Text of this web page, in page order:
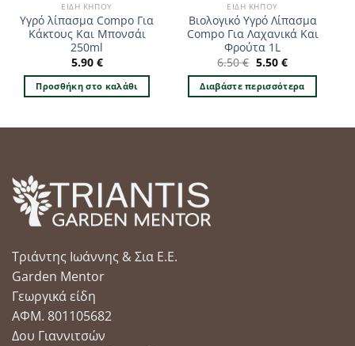
ΕΊΔΗ ΚΉΠΟΥ
Υγρό λίπασμα Compo Για
Κάκτους Και Μπονσάι
250ml
5.90 €
Προσθήκη στο καλάθι
ΕΊΔΗ ΚΉΠΟΥ
Βιολογικό Υγρό Λίπασμα
Compo Για Λαχανικά Και
Φρούτα 1L
6.50€ Original
price
was:
6.50 €.
5.50 €Η
τρέχουσα
τιμή
είναι:
5.50 €.
Διαβάστε περισσότερα
Τριάντης Ιωάννης & Σια Ε.Ε.
Garden Mentor
Γεωργικά είδη
ΑΦΜ. 801105682
Δου Γιαννιτσών